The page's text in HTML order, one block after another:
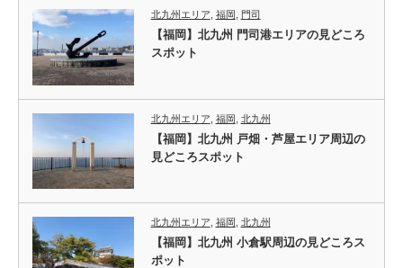
北九州エリア, 福岡 , 門司
【福岡】北九州 門司港エリアの見どころ
スポット
北九州エリア 福岡 北九州
【福岡】北九州 戸畑・芦屋エリア周辺の
見どころスポット
北九州エリア 福岡 北九州
【福岡】北九州 小倉駅周辺の見どころス
ポット